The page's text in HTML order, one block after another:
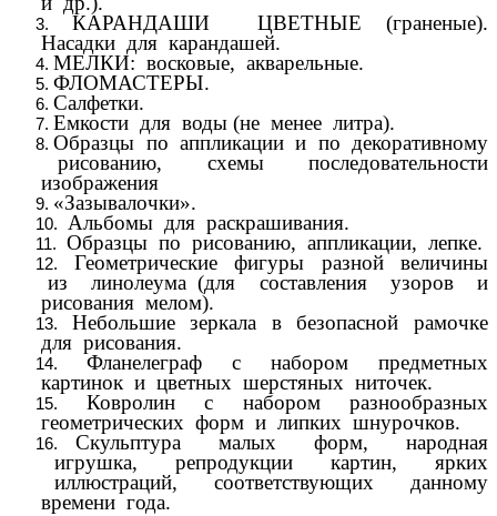
КАРАНДАШИ ЦВЕТНЫЕ (граненые).
Насадки для карандашей.
МЕЛКИ: восковые, акварельные.
ФЛОМАСТЕРЫ.
Салфетки.
Емкости для воды (не менее литра).
Образцы по аппликации и по декоративному
рисованию, схемы последовательности
изображения
«Зазывалочки».
Альбомы для раскрашивания.
Образцы по рисованию, аппликации, лепке.
Геометрические фигуры разной величины
из линолеума (для составления узоров и
рисования мелом).
Небольшие зеркала в безопасной рамочке
для рисования.
Фланелеграф с набором предметных
картинок и цветных шерстяных ниточек.
Ковролин с набором разнообразных
геометрических форм и липких шнурочков.
Скульптура малых форм, народная
игрушка, репродукции картин, ярких
иллюстраций, соответствующих данному
времени года.